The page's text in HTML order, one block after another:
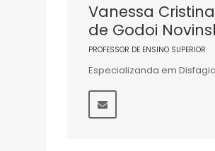
Vanessa Cristina
de Godoi
PROFESSOR DE ENSINO SUPERIOR
Especializanda em